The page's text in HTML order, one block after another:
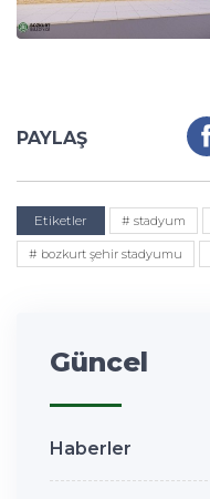
PAYLAŞ
Etiketler # stadyum
# bozkurt şehir stadyumu
Güncel
Haberler